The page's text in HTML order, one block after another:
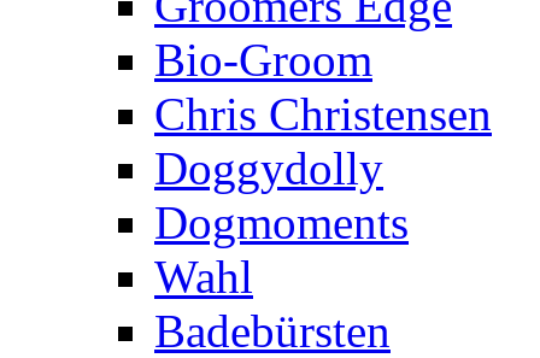
Bio-Groom
Chris Christensen
Doggydolly
Dogmoments
Wahl
Badebürsten